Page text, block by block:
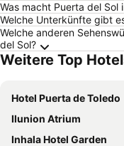
Was macht Puerta del Sol
Welche Unterkünfte gibt
Welche anderen
del Sol?
Weitere Top
Hotel Puerta de Toledo
Ilunion Atrium
Inhala Hotel Garden